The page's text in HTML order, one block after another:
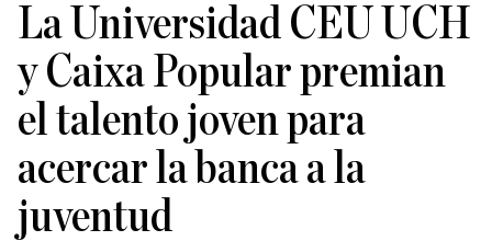
La Universidad CEU UCH
y Caixa Popular premian
el talento joven para
acercar la banca a la
juventud